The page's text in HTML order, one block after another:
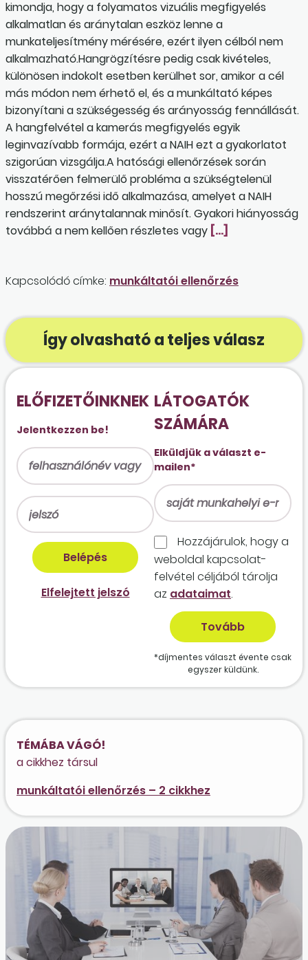
kimondja, hogy a folyamatos vizuális megfigyelés
alkalmatlan és aránytalan eszköz lenne a
munkateljesítmény mérésére, ezért ilyen célból nem
alkalmazható.Hangrögzítésre pedig csak kivételes,
különösen indokolt esetben kerülhet sor, amikor a cél
más módon nem érhető el, és a munkáltató képes
bizonyítani a szükségesség és arányosság fennállását.
A hangfelvétel a kamerás megfigyelés egyik
leginvazívabb formája, ezért a NAIH ezt a gyakorlatot
szigorúan vizsgálja.A hatósági ellenőrzések során
visszatérően felmerülő probléma a szükségtelenül
hosszú megőrzési idő alkalmazása, amelyet a NAIH
rendszerint aránytalannak minősít. Gyakori hiányosság
továbbá a nem kellően részletes vagy […]
Kapcsolódó címke: munkáltatói ellenőrzés
Így olvasható a teljes válasz
ELŐFIZETŐINKNEK
Jelentkezzen be!
Elfelejtett jelszó
LÁTOGATÓK
SZÁMÁRA
Elküldjük a választ e-
mailen*
Hozzájárulok, hogy a
weboldal kapcso­lat­
felvétel céljából tárolja
az adataimat.
*díjmentes választ évente csak
egyszer küldünk.
TÉMÁBA VÁGÓ!
a cikkhez társul
munkáltatói ellenőrzés – 2 cikkhez